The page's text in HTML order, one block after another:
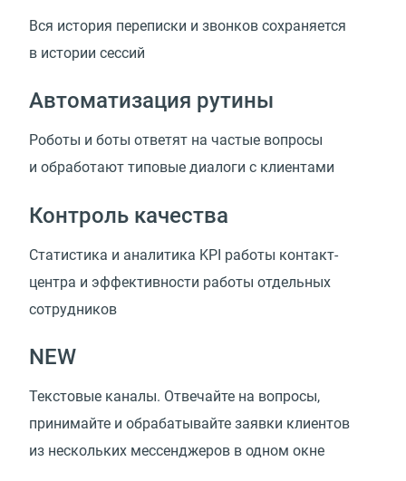
Вся история переписки и звонков сохраняется
в истории сессий
Автоматизация рутины
Роботы и боты ответят на частые вопросы
и обработают типовые диалоги с клиентами
Контроль качества
Статистика и аналитика KPI работы контакт-
центра и эффективности работы отдельных
сотрудников
NEW
Текстовые каналы. Отвечайте на вопросы,
принимайте и обрабатывайте заявки клиентов
из нескольких мессенджеров в одном окне